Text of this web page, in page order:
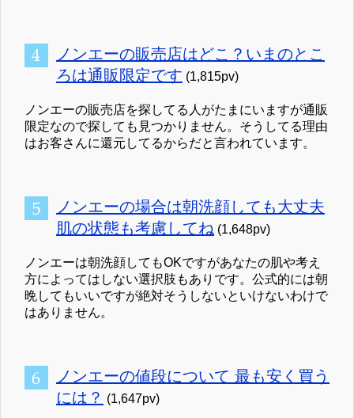
ノンエーの販売店はどこ？いまのとこ
ろは通販限定です (1,815pv)
ノンエーの販売店を探してる人がたまにいますが通販
限定なので探しても見つかりません。そうしてる理由
はお客さんに還元してるからだと言われています。
ノンエーの場合は朝洗顔しても大丈夫
肌の状態も考慮してね (1,648pv)
ノンエーは朝洗顔してもOKですがあなたの肌や考え
方によってはしない選択肢もありです。公式的には朝
晩してもいいですが絶対そうしないといけないわけで
はありません。
ノンエーの値段について 最も安く買う
には？ (1,647pv)